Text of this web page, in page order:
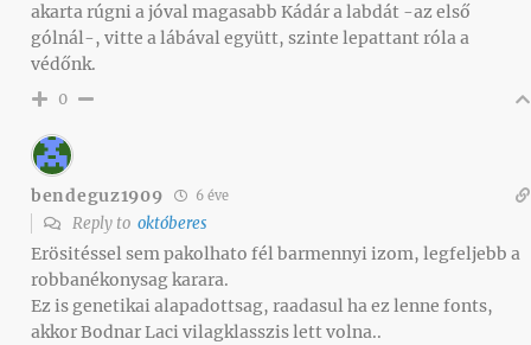
akarta rúgni a jóval magasabb Kádár a labdát -az első
gólnál-, vitte a lábával együtt, szinte lepattant róla a
védőnk.
0
bendeguz1909 6 éve
Reply to októberes
Erösitéssel sem pakolhato fél barmennyi izom, legfeljebb a
robbanékonysag karara.
Ez is genetikai alapadottsag, raadasul ha ez lenne fonts,
akkor Bodnar Laci vilagklasszis lett volna..